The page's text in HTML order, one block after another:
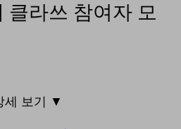
클라쓰 참여자 모
세 보기 ▼